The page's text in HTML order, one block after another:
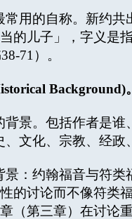
常用的自称。新约
的儿子」，字义是
71）。
Background)
背景。包括作者是
、文化、宗教、经政
景：约翰福音与符
的讨论而不像符类
（第三章）在讨论